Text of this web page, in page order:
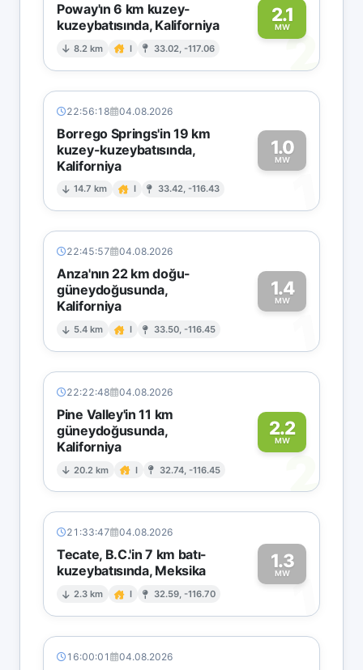
Poway'ın 6 km kuzey-
kuzeybatısında, Kaliforniya
8.2 km I 33.02, -117.06
2.1
MW2
22:56:18 04.08.2026
Borrego Springs'in 19 km
kuzey-kuzeybatısında,
Kaliforniya
14.7 km I 33.42, -116.43
1.0
MW
1
22:45:57 04.08.2026
Anza'nın 22 km doğu-
güneydoğusunda,
Kaliforniya
5.4 km I 33.50, -116.45
1.4
MW
1
22:22:48 04.08.2026
Pine Valley'in 11 km
güneydoğusunda,
Kaliforniya
20.2 km I 32.74, -116.45
2.2
MW
2
21:33:47 04.08.2026
Tecate, B.C.'in 7 km batı-
kuzeybatısında, Meksika
2.3 km I 32.59, -116.70
1.3
MW1
16:00:01 04.08.2026